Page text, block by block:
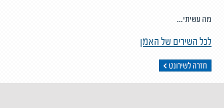
מה עשיתי...
לכל השירים של האמן